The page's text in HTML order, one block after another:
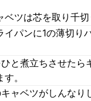
ベツは芯を取り千
イパンに1の薄切り
と煮立ちさせたら
す。
ャベツがしんなり